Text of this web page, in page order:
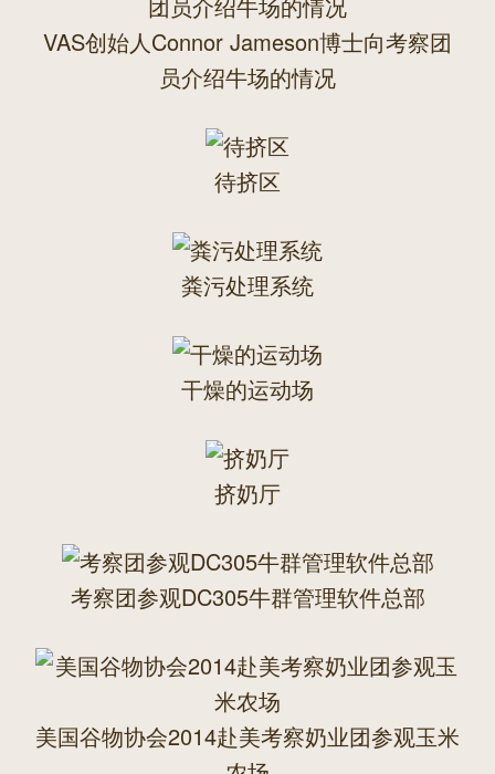
VAS创始人Connor Jameson博士向考察团
员介绍牛场的情况
待挤区
粪污处理系统
干燥的运动场
挤奶厅
考察团参观DC305牛群管理软件总部
美国谷物协会2014赴美考察奶业团参观玉米